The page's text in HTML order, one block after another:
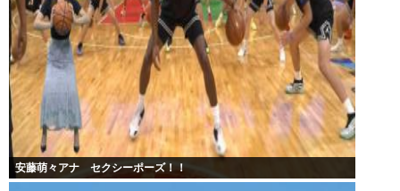
安藤萌々アナ セクシーポーズ！！